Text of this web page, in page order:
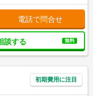
電話で問合せ
談する 無料
初期費用に注目